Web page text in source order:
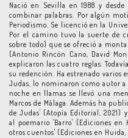
Nació en Sevilla en 1988 y
combinar palabras. Por algún
Periodismo. Se licenció en la
Por el camino tuvo la suerte de
sobre todo) que se ofreció a
(Antonio Rincón Cano, David
explicaron las cuatro reglas.
su redención. Ha estrenado varios
Judas, lo nominaron como autor a
noche en llamas se llevó una
Marcos de Málaga. Además ha
de Judas' (Atopía Editorial, 2021)
al poemario 'Barro' (Ediciones en
otros cuentos' (Ediciones en